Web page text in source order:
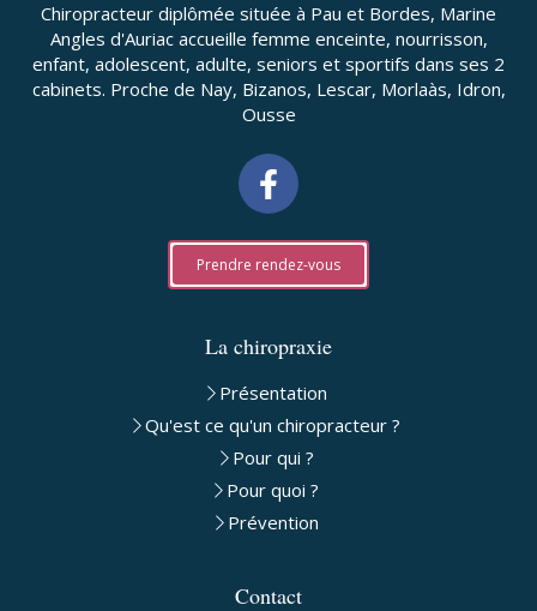
Chiropracteur diplômée située à Pau et Bordes, Marine
Angles d'Auriac accueille femme enceinte, nourrisson,
enfant, adolescent, adulte, seniors et sportifs dans ses 2
cabinets. Proche de Nay, Bizanos, Lescar, Morlaàs, Idron,
Ousse
Prendre rendez-vous
La chiropraxie
Présentation
Qu'est ce qu'un chiropracteur ?
Pour qui ?
Pour quoi ?
Prévention
Contact